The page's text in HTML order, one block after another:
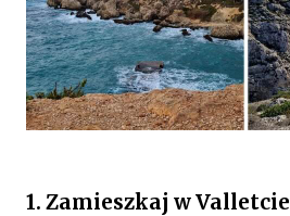
1. Zamieszkaj w Valletcie